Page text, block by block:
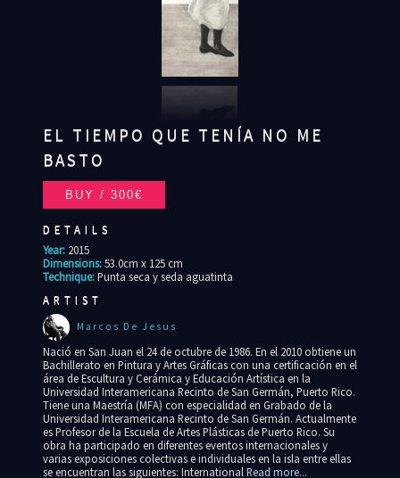
EL TIEMPO QUE TENÍA NO ME
BASTO
DETAILS
Year: 2015
Dimensions: 53.0cm x 125 cm
Technique: Punta seca y seda aguatinta
ARTIST
Marcos De Jesus
Nació en San Juan el 24 de octubre de 1986. En el 2010 obtiene un
Bachillerato en Pintura y Artes Gráficas con una certificación en el
área de Escultura y Cerámica y Educación Artística en la
Universidad Interamericana Recinto de San Germán, Puerto Rico.
Tiene una Maestría (MFA) con especialidad en Grabado de la
Universidad Interamericana Recinto de San Germán. Actualmente
es Profesor de la Escuela de Artes Plásticas de Puerto Rico. Su
obra ha participado en diferentes eventos internacionales y
varias exposiciones colectivas e individuales en la isla entre ellas
se encuentran las siguientes: International Read more...